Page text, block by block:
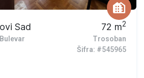
Sad
Bulevar
72 m2
Trosoban
Šifra: #545965